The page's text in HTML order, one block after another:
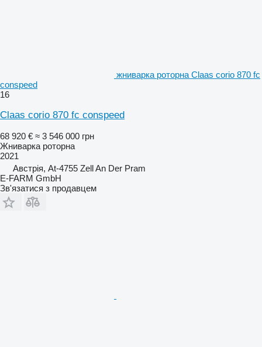
жниварка роторна Claas corio 870 fc
conspeed
16
Claas corio 870 fc conspeed
68 920 € ≈ 3 546 000 грн
Жниварка роторна
2021
Австрія, At-4755 Zell An Der Pram
E-FARM GmbH
Зв'язатися з продавцем